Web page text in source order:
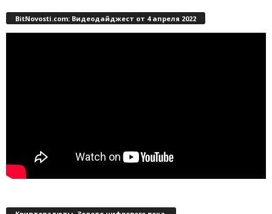
BitNovosti.com: Видеодайджест от 4 апреля 2022